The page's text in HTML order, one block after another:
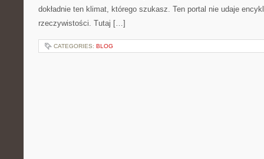
dokładnie ten klimat, którego szukasz. Ten portal nie udaje
rzeczywistości. Tutaj […]
CATEGORIES: BLOG